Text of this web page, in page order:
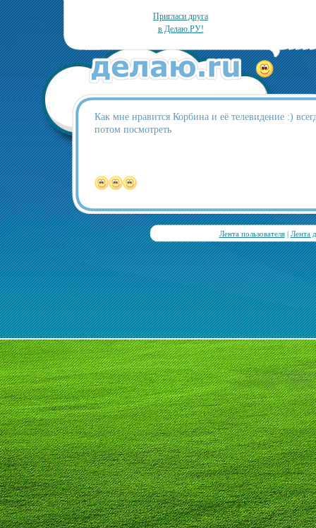
Пригласи друга
в Делаю.РУ!
Как мне нравится Корбина и её телевидение :)
потом посмотреть
Лента пользователя| Лента